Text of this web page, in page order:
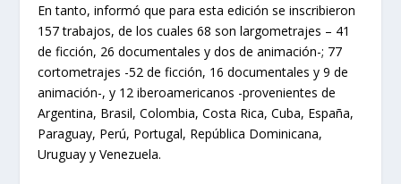
En tanto, informó que para esta edición se inscribieron
157 trabajos, de los cuales 68 son largometrajes – 41
de ficción, 26 documentales y dos de animación-; 77
cortometrajes -52 de ficción, 16 documentales y 9 de
animación-, y 12 iberoamericanos -provenientes de
Argentina, Brasil, Colombia, Costa Rica, Cuba, España,
Paraguay, Perú, Portugal, República Dominicana,
Uruguay y Venezuela.